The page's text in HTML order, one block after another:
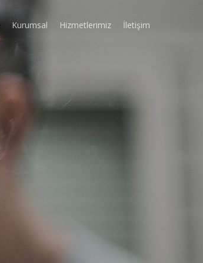
Kurumsal Hizmetlerimiz İletişim